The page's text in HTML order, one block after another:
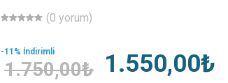
(0 yorum)
-11% İndirimli
1.750,00₺ 1.550,00₺